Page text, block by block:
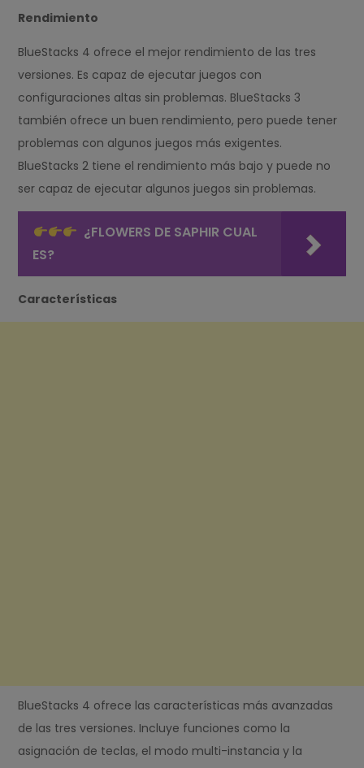
Rendimiento
BlueStacks 4 ofrece el mejor rendimiento de las tres
versiones. Es capaz de ejecutar juegos con
configuraciones altas sin problemas. BlueStacks 3
también ofrece un buen rendimiento, pero puede tener
problemas con algunos juegos más exigentes.
BlueStacks 2 tiene el rendimiento más bajo y puede no
ser capaz de ejecutar algunos juegos sin problemas.
¿FLOWERS DE SAPHIR CUAL
ES?
Características
BlueStacks 4 ofrece las características más avanzadas
de las tres versiones. Incluye funciones como la
asignación de teclas, el modo multi-instancia y la